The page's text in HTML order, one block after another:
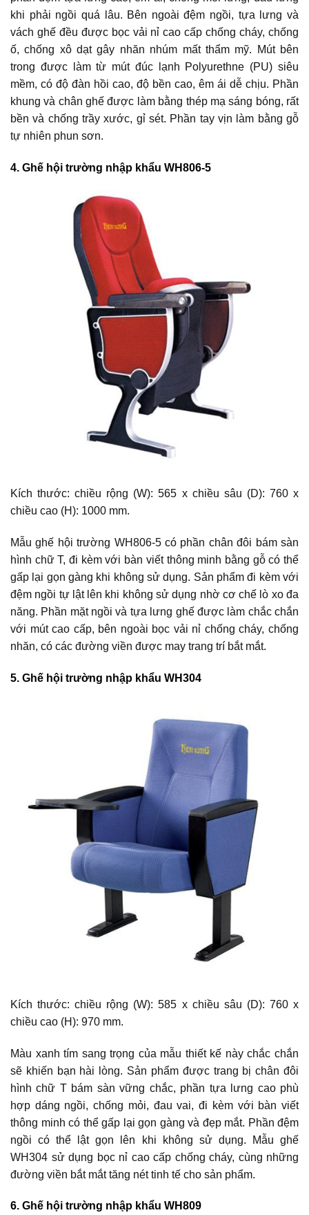
khi phải ngồi quá lâu. Bên ngoài đệm ngồi, tựa lưng và
vách ghế đều được bọc vải nỉ cao cấp chống cháy, chống
ố, chống xô dạt gây nhăn nhúm mất thẩm mỹ. Mút bên
trong được làm từ mút đúc lạnh Polyurethne (PU) siêu
mềm, có độ đàn hồi cao, độ bền cao, êm ái dễ chịu. Phần
khung và chân ghế được làm bằng thép mạ sáng bóng, rất
bền và chống trầy xước, gỉ sét. Phần tay vịn làm bằng gỗ
tự nhiên phun sơn.
4. Ghế hội trường nhập khẩu WH806-5
Kích thước: chiều rộng (W): 565 x chiều sâu (D): 760 x
chiều cao (H): 1000 mm.
Mẫu ghế hội trường WH806-5 có phần chân đôi bám sàn
hình chữ T, đi kèm với bàn viết thông minh bằng gỗ có thể
gấp lại gọn gàng khi không sử dụng. Sản phẩm đi kèm với
đệm ngồi tự lật lên khi không sử dụng nhờ cơ chế lò xo đa
năng. Phần mặt ngồi và tựa lưng ghế được làm chắc chắn
với mút cao cấp, bên ngoài bọc vải nỉ chống cháy, chống
nhăn, có các đường viền được may trang trí bắt mắt.
5. Ghế hội trường nhập khẩu WH304
Kích thước: chiều rộng (W): 585 x chiều sâu (D): 760 x
chiều cao (H): 970 mm.
Màu xanh tím sang trọng của mẫu thiết kế này chắc chắn
sẽ khiến bạn hài lòng. Sản phẩm được trang bị chân đôi
hình chữ T bám sàn vững chắc, phần tựa lưng cao phù
hợp dáng ngồi, chống mỏi, đau vai, đi kèm với bàn viết
thông minh có thể gấp lại gọn gàng và đẹp mắt. Phần đệm
ngồi có thể lật gọn lên khi không sử dụng. Mẫu ghế
WH304 sử dụng bọc nỉ cao cấp chống cháy, cùng những
đường viền bắt mắt tăng nét tinh tế cho sản phẩm.
6. Ghế hội trường nhập khẩu WH809